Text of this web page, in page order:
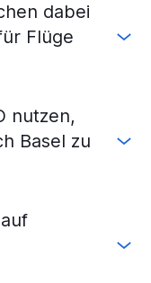
dabei
Flüge
nutzen,
Basel zu